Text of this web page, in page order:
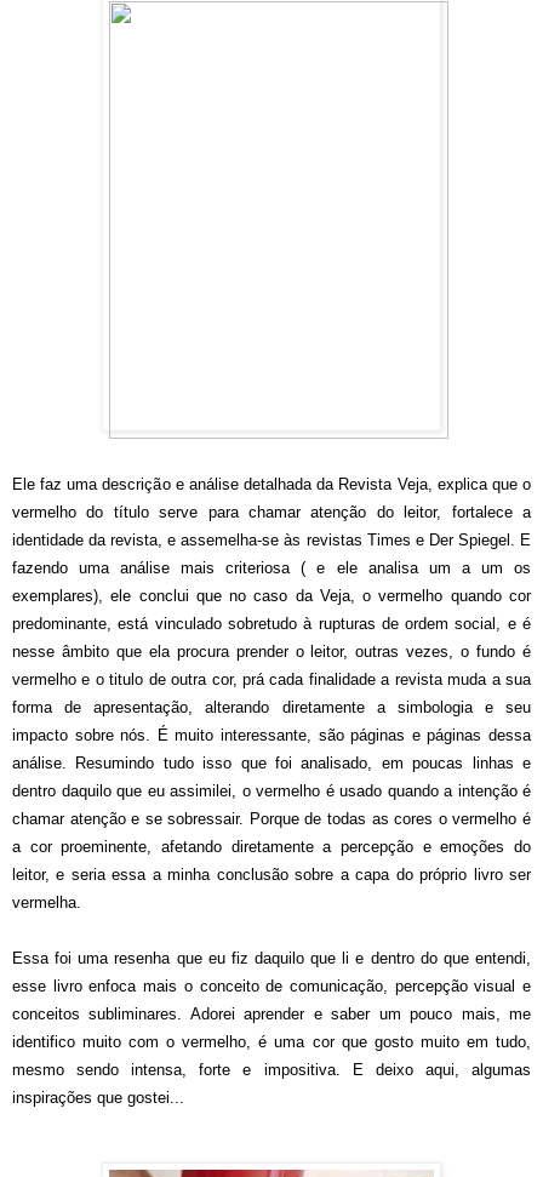
Ele faz uma descrição e análise detalhada da Revista Veja, explica que o
vermelho do título serve para chamar atenção do leitor, fortalece a
identidade da revista, e assemelha-se às revistas Times e Der Spiegel. E
fazendo uma análise mais criteriosa ( e ele analisa um a um os
exemplares), ele conclui que no caso da Veja, o vermelho quando cor
predominante, está vinculado sobretudo à rupturas de ordem social, e é
nesse âmbito que ela procura prender o leitor, outras vezes, o fundo é
vermelho e o titulo de outra cor, prá cada finalidade a revista muda a sua
forma de apresentação, alterando diretamente a simbologia e seu
impacto sobre nós. É muito interessante, são páginas e páginas dessa
análise. Resumindo tudo isso que foi analisado, em poucas linhas e
dentro daquilo que eu assimilei, o vermelho é usado quando a intenção é
chamar atenção e se sobressair. Porque de todas as cores o vermelho é
a cor proeminente, afetando diretamente a percepção e emoções do
leitor, e seria essa a minha conclusão sobre a capa do próprio livro ser
vermelha.
Essa foi uma resenha que eu fiz daquilo que li e dentro do que entendi,
esse livro enfoca mais o conceito de comunicação, percepção visual e
conceitos subliminares. Adorei aprender e saber um pouco mais, me
identifico muito com o vermelho, é uma cor que gosto muito em tudo,
mesmo sendo intensa, forte e impositiva. E deixo aqui, algumas
inspirações que gostei...